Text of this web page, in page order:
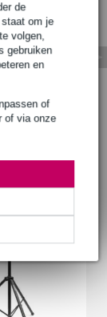
de
om je
volgen,
gebruiken
en
of
of via onze